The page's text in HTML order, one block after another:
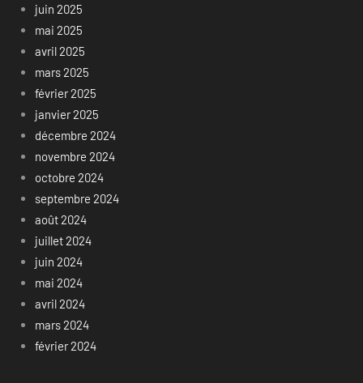
juin 2025
mai 2025
avril 2025
mars 2025
février 2025
janvier 2025
décembre 2024
novembre 2024
octobre 2024
septembre 2024
août 2024
juillet 2024
juin 2024
mai 2024
avril 2024
mars 2024
février 2024